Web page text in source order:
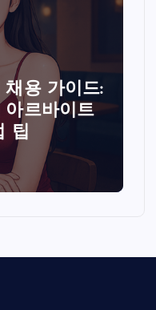
용 가이드:
르바이트
팁